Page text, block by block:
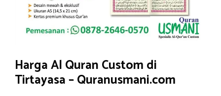
Harga Al Quran Custom di
Tirtayasa – Quranusmani.com